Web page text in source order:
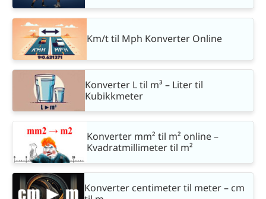
Km/t til Mph Konverter Online
Konverter L til m³ – Liter til
Kubikkmeter
Konverter mm² til m² online –
Kvadratmillimeter til m²
Konverter centimeter til meter – cm